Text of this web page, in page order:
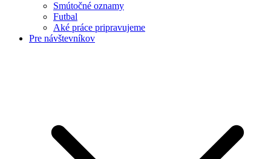
Smútočné oznamy
Futbal
Aké práce pripravujeme
Pre návštevníkov